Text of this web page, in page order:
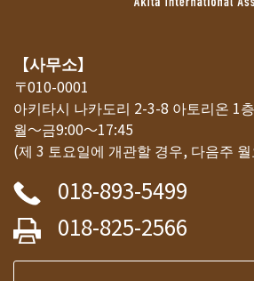
【사무소】
〒010-0001
아키타시 나카도리 2-3-8 아토리온 1
월～금9:00～17:45
(제 3 토요일에 개관할 경우, 다음주
018-893-5499
018-825-2566